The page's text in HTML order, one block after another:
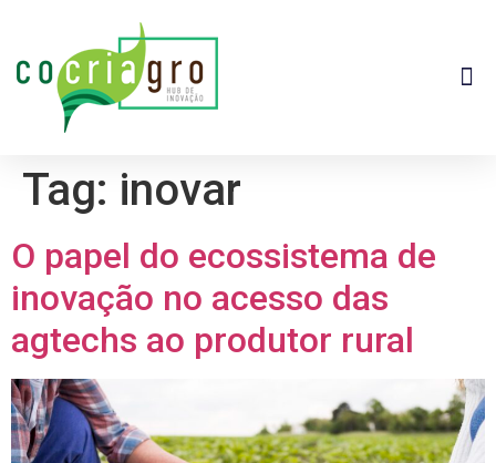
Tag: inovar
O papel do ecossistema de
inovação no acesso das
agtechs ao produtor rural